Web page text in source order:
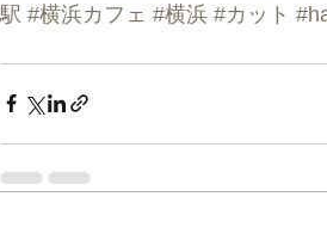
駅 #横浜カフェ #横浜 #カット